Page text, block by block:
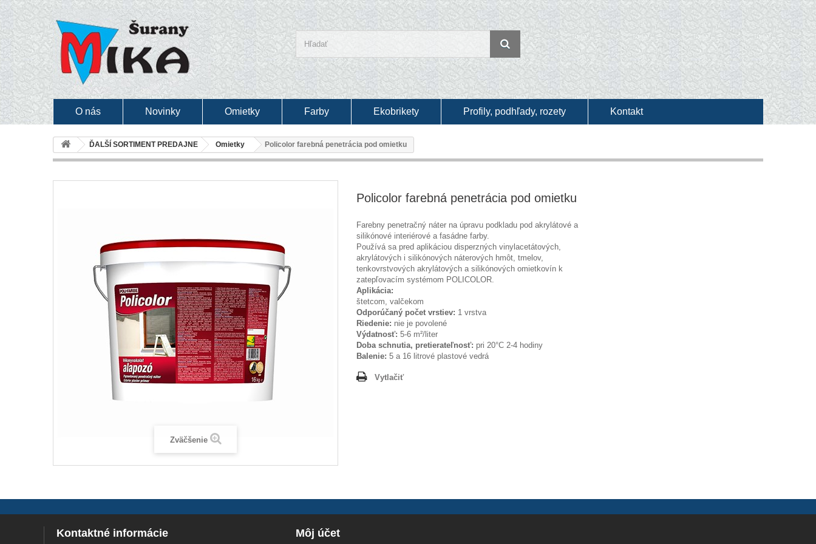
O nás Novinky Omietky Farby Ekobrikety Profily, podhľady, rozety Kontakt
ĎALŠÍ SORTIMENT PREDAJNE Omietky Policolor farebná penetrácia pod omietku
Zväčšenie
Policolor farebná penetrácia pod omietku
Farebny penetračný náter na úpravu podkladu pod akrylátové a
silikónové interiérové a fasádne farby.
Používá sa pred aplikáciou disperzných vinylacetátových,
akrylátových i silikónových náterových hmôt, tmelov,
tenkovrstvových akrylátových a silikónových omietkovín k
zatepľovacím systémom POLICOLOR.
Aplikácia:
štetcom, valčekom
Odporúčaný počet vrstiev: 1 vrstva
Riedenie: nie je povolené
Výdatnosť: 5-6 m²/liter
Doba schnutia, pretierateľnosť: pri 20°C 2-4 hodiny
Balenie: 5 a 16 litrové plastové vedrá
Vytlačiť
Kontaktné informácie Môj účet